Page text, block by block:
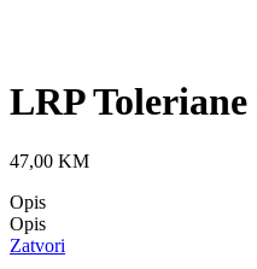
LRP
47,00 KM
Opis
Opis
Zatvori